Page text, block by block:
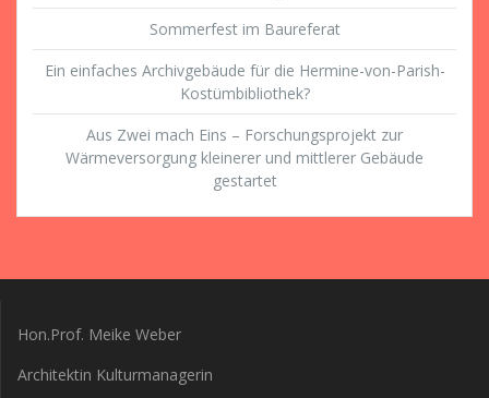
Sommerfest im Baureferat
Ein einfaches Archivgebäude für die Hermine-von-Parish-
Kostümbibliothek?
Aus Zwei mach Eins – Forschungsprojekt zur
Wärmeversorgung kleinerer und mittlerer Gebäude
gestartet
Hon.Prof. Meike Weber
Architektin Kulturmanagerin